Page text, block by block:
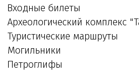
Входные билеты
Археологический комплекс
Туристические маршруты
Могильники
Петроглифы